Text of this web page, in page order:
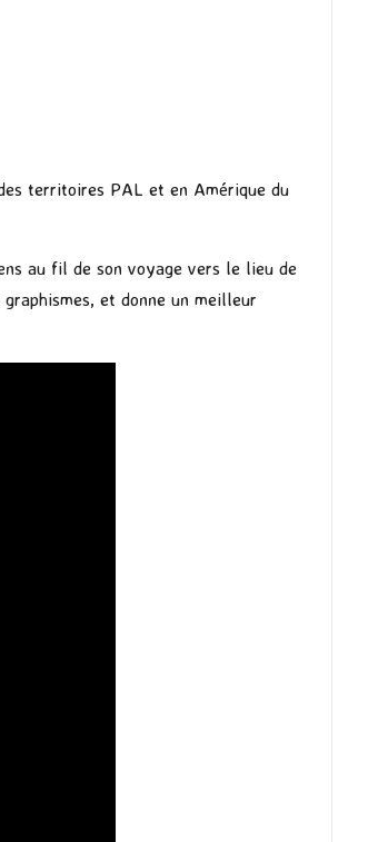
territoires PAL et en Amérique du
au fil de son voyage vers le lieu de
et donne un meilleur